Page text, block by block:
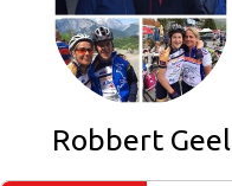
Robbert Geel